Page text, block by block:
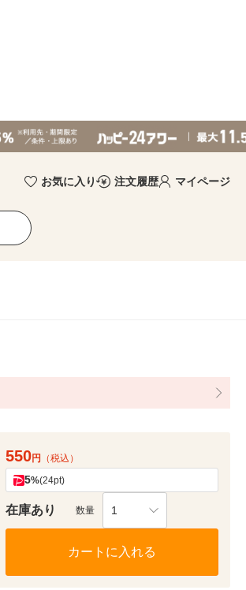
お気に入り 注文履歴 マイページ
550円 （税込）
5%(24pt)
在庫あり 数量 1
カートに入れる